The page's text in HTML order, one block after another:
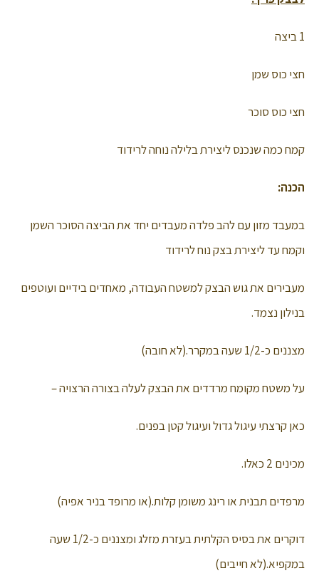
1 ביצה
חצי כוס שמן
חצי כוס סוכר
קמח כמה שנכנס ליצירת בלילה נוחה לרידוד
הכנה:
במעבד מזון עם להב פלדה מעבדים יחד את הביצה הסוכר השמן
וקמח עד ליצירת בצק נוח לרידוד
מעבירים את גוש הבצק למשטח העבודה, מאחדים בידיים ועוטפים
בנילון נצמד.
מצננים כ-1/2 שעה במקרר.(לא חובה)
על משטח מקומח מרדדים את הבצק לעלה בצורה הרצויה –
כאן קרצתי עיגול גדול ועיגול קטן בפנים.
מכינים 2 כאלו.
מרפדים תבנית או רינג משומן קלות.(או מרופד בניר אפיה)
דוקרים את בסיס הקלתית בעזרת מזלג ומצננים כ-1/2 שעה
במקפיא.(לא חייבים)